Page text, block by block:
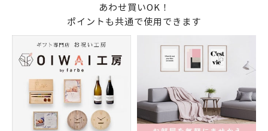
あわせ買いOK！
ポイントも共通で使用できます